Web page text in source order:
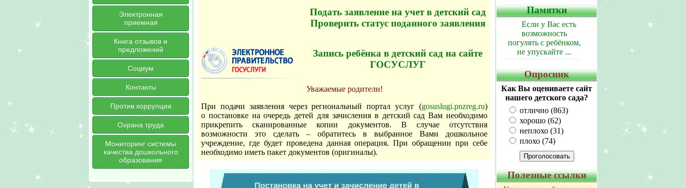
Электронная
приемная
Книга отзывов и
предложений
Социум
Контакты
Против коррупции
Охрана труда
Мониторинг системы
качества дошкольного
образования
Подать заявление на учет в детский сад
Проверить статус поданного заявления
Запись ребёнка в детский сад на сайте
ГОСУСЛУГ
Уважаемые родители!
При подачи заявления через региональный портал услуг (gosuslugi.pnzreg.ru)
о постановке на очередь детей для зачисления в детский сад Вам необходимо
прикрепить сканированные копии документов. В случае отсутствия
возможности это сделать – обратитесь в выбранное Вами дошкольное
учреждение, где будет проведена данная операция. При обращении при себе
необходимо иметь пакет документов (оригиналы).
Памятки
Если у Вас есть
возможность
погулять с ребёнком,
не упускайте ...
Опросник
Как Вы оцениваете сайт
нашего детского сада?
отлично (863)
хорошо (62)
неплохо (31)
плохо (74)
Полезные ссылки